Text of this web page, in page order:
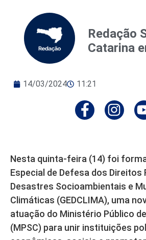
Redação
Catarina
14/03/2024 11:21
Nesta quinta-feira (14) foi
Especial de Defesa dos Direitos
Desastres Socioambientais e
Climáticas (GEDCLIMA), uma
atuação do Ministério Público
(MPSC) para unir instituições